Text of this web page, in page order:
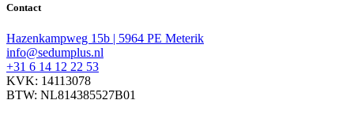
Contact
Hazenkampweg 15b | 5964 PE Meterik
info@sedumplus.nl
+31 6 14 12 22 53
KVK: 14113078
BTW: NL814385527B01